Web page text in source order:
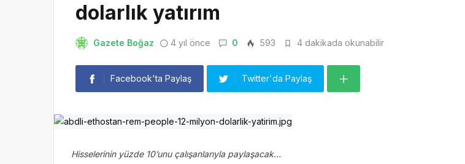
dolarlık yatırım
Gazete Boğaz 4 yıl önce 0 593 4 dakikada okunabilir
Facebook'ta Paylaş Twitter'da Paylaş
Hisselerinin yüzde 10’unu çalışanlarıyla paylaşacak…